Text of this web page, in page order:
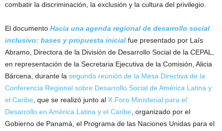
combatir la discriminación, la exclusión y la cultura del privilegio.
El documento Hacia una agenda regional de desarrollo social
inclusivo: bases y propuesta inicial fue presentado por Laís
Abramo, Directora de la División de Desarrollo Social de la CEPAL,
en representación de la Secretaria Ejecutiva de la Comisión, Alicia
Bárcena, durante la segunda reunión de la Mesa Directiva de la
Conferencia Regional sobre Desarrollo Social de América Latina y
el Caribe, que se realizó junto al X Foro Ministerial para el
Desarrollo en América Latina y el Caribe, organizado por el
Gobierno de Panamá, el Programa de las Naciones Unidas para el